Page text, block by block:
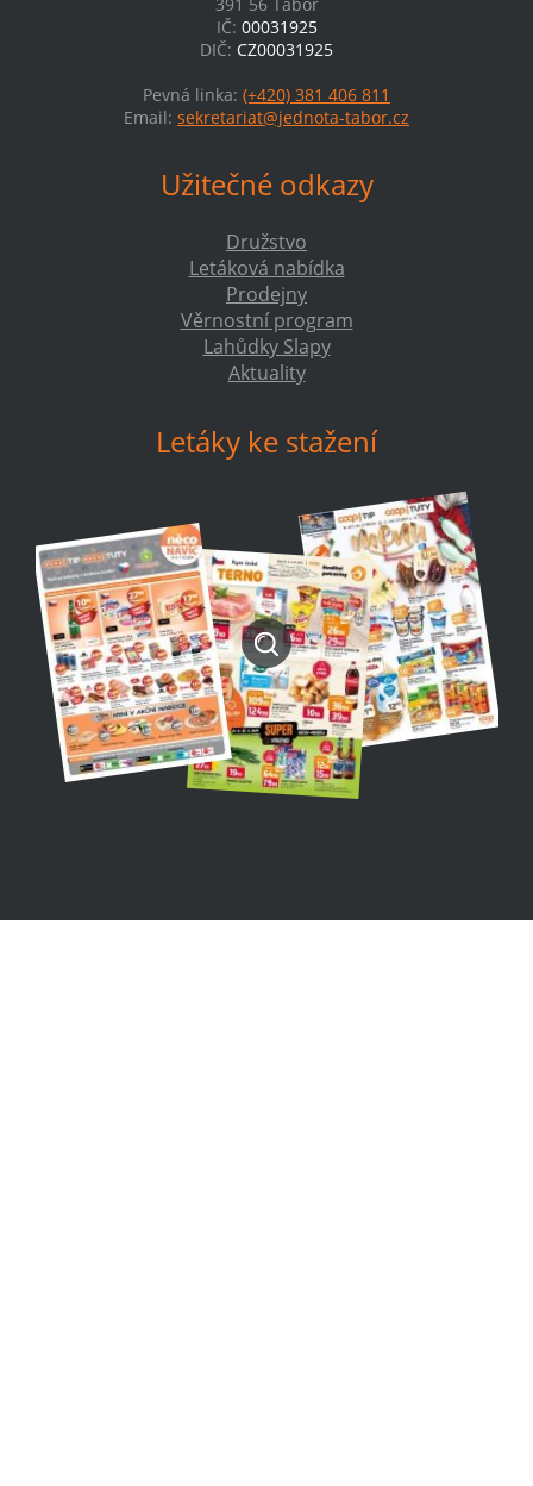
IČ: 00031925
DIČ: CZ00031925
Pevná linka: (+420) 381 406 811
Email: sekretariat@jednota-tabor.cz
Užitečné odkazy
Družstvo
Letáková nabídka
Prodejny
Věrnostní program
Lahůdky Slapy
Aktuality
Letáky ke stažení